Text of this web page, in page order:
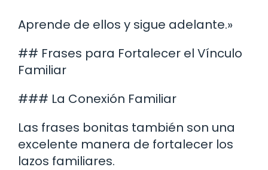
Aprende de ellos y sigue adelante.»
## Frases para Fortalecer el Vínculo
Familiar
### La Conexión Familiar
Las frases bonitas también son una
excelente manera de fortalecer los
lazos familiares.